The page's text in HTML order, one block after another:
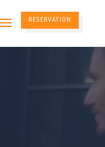
RESERVATION